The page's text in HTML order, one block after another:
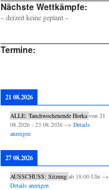
Nächste Wettkämpfe:
– derzeit keine geplant –
Termine:
21 08.2026
ALLE: Tauchwochenende Horka von 21
08.2026- 23 08.2026--> Details
anzeigen
27 08.2026
AUSSCHUSS: Sitzung ab 18:00Uhr -->
Details anzeigen